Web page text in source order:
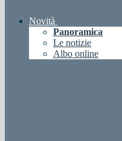
Novità
Panoramica
Le notizie
Albo online